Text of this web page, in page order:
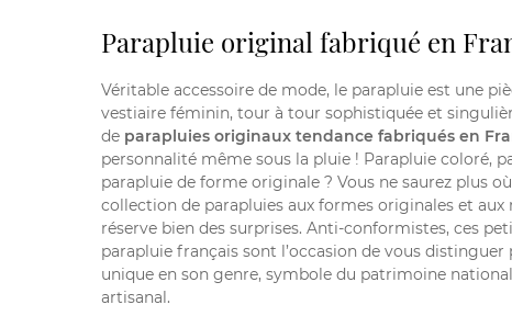
Parapluie original fabriqué en
Véritable accessoire de mode, le parapluie est une
vestiaire féminin, tour à tour sophistiquée et
de parapluies originaux tendance fabriqués en
personnalité même sous la pluie ! Parapluie coloré,
parapluie de forme originale ? Vous ne saurez plus
collection de parapluies aux formes originales et
réserve bien des surprises. Anti-conformistes, ces
parapluie français sont l’occasion de vous
unique en son genre, symbole du patrimoine
artisanal.